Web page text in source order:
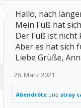
Hallo, nach
Mein Fuß hat
Der Fuß ist nicht
Aber es hat sich
Liebe Grüße,
26. März 2021
Abendröte und stray